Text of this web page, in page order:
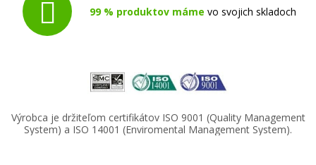
99 % produktov máme vo svojich skladoch
Výrobca je držiteľom certifikátov ISO 9001 (Quality Management
System) a ISO 14001 (Enviromental Management System).